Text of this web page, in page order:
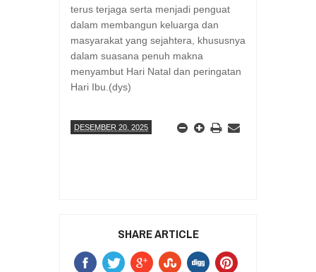
terus terjaga serta menjadi penguat
dalam membangun keluarga dan
masyarakat yang sejahtera, khususnya
dalam suasana penuh makna
menyambut Hari Natal dan peringatan
Hari Ibu.(dys)
DESEMBER 20, 2025
SHARE ARTICLE